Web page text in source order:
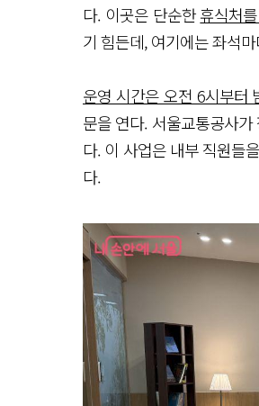
다. 이곳은 단순한휴식처
기 힘든데, 여기에는 좌석
운영 시간은 오전 6시부터
문을 연다. 서울교통공사
다. 이 사업은 내부 직원들
다.